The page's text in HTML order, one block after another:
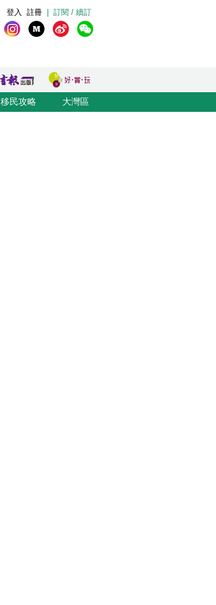
訂閱 / 續訂
註冊
登入
移民攻略 大灣區